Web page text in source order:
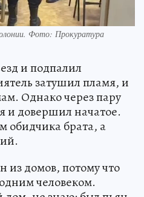
Фото: Прокуратура
и подпалил
затушил пламя, и
Однако через пару
и довершил начатое.
обидчика брата, а
из домов, потому что
человеком.